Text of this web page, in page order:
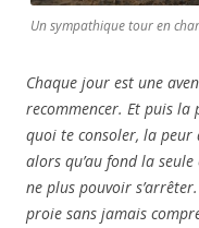
Un sympathique tour en
Chaque jour est une
recommencer. Et puis
quoi te consoler, la peur
alors qu’au fond la
ne plus pouvoir
proie sans jamais